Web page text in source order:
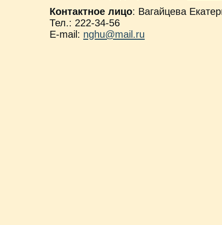
Контактное лицо: Вагайцева
Тел.: 222-34-56
E-mail: nghu@mail.ru